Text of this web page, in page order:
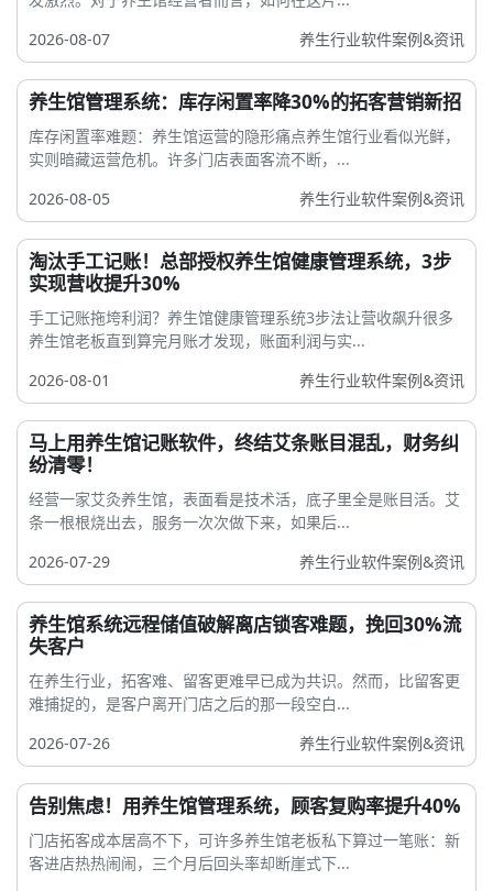
2026-08-07
养生行业软件案例&资讯
养生馆管理系统：库存闲置率降30%的拓客营销新招
库存闲置率难题：养生馆运营的隐形痛点养生馆行业看似光鲜，
实则暗藏运营危机。许多门店表面客流不断，...
2026-08-05
养生行业软件案例&资讯
淘汰手工记账！总部授权养生馆健康管理系统，3步
实现营收提升30%
手工记账拖垮利润？养生馆健康管理系统3步法让营收飙升很多
养生馆老板直到算完月账才发现，账面利润与实...
2026-08-01
养生行业软件案例&资讯
马上用养生馆记账软件，终结艾条账目混乱，财务纠
纷清零！
经营一家艾灸养生馆，表面看是技术活，底子里全是账目活。艾
条一根根烧出去，服务一次次做下来，如果后...
2026-07-29
养生行业软件案例&资讯
养生馆系统远程储值破解离店锁客难题，挽回30%流
失客户
在养生行业，拓客难、留客更难早已成为共识。然而，比留客更
难捕捉的，是客户离开门店之后的那一段空白...
2026-07-26
养生行业软件案例&资讯
告别焦虑！用养生馆管理系统，顾客复购率提升40%
门店拓客成本居高不下，可许多养生馆老板私下算过一笔账：新
客进店热热闹闹，三个月后回头率却断崖式下...